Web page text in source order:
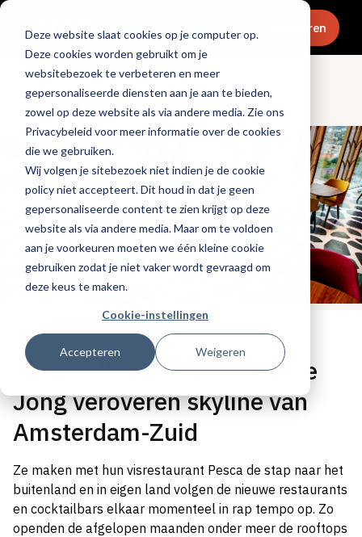
Deze website slaat cookies op je computer op.
Deze cookies worden gebruikt om je
websitebezoek te verbeteren en meer
gepersonaliseerde diensten aan je aan te bieden,
zowel op deze website als via andere media. Zie ons
Privacybeleid voor meer informatie over de cookies
die we gebruiken.
Wij volgen je sitebezoek niet indien je de cookie
policy niet accepteert. Dit houd in dat je geen
gepersonaliseerde content te zien krijgt op deze
website als via andere media. Maar om te voldoen
aan je voorkeuren moeten we één kleine cookie
gebruiken zodat je niet vaker wordt gevraagd om
deze keus te maken.
Cookie-instellingen
Accepteren Weigeren
Menu Abonneren
Ondernemen
Gepubliceerd op: 25 december 2023
Sven Sallaerts en Joseph de
Jong veroveren skyline van
Amsterdam-Zuid
Ze maken met hun visrestaurant Pesca de stap naar het
buitenland en in eigen land volgen de nieuwe restaurants
en cocktailbars elkaar momenteel in rap tempo op. Zo
openden de afgelopen maanden onder meer de rooftops